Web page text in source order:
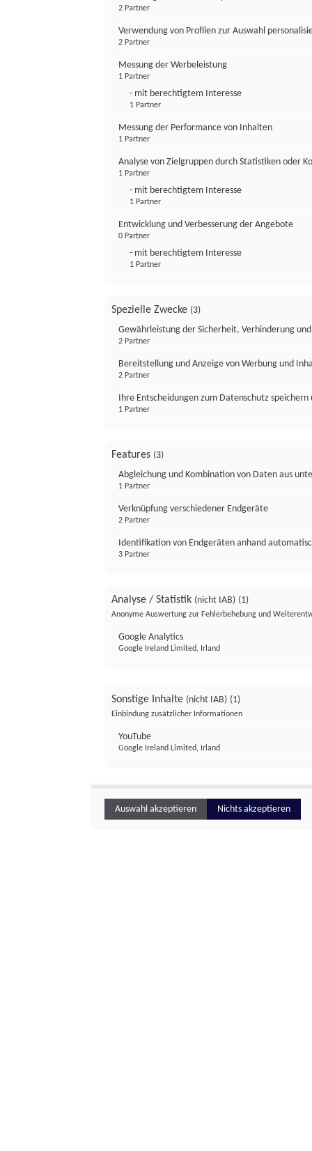
2 Partner
Verwendung von Profilen zur Auswahl
2 Partner
Messung der Werbeleistung
1 Partner
- mit berechtigtem Interesse
1 Partner
Messung der Performance von Inhalten
1 Partner
Analyse von Zielgruppen durch Statistiken oder
1 Partner
- mit berechtigtem Interesse
1 Partner
Entwicklung und Verbesserung der Angebote
0 Partner
- mit berechtigtem Interesse
1 Partner
Spezielle Zwecke (3)
Gewährleistung der Sicherheit, Verhinderung
2 Partner
Bereitstellung und Anzeige von Werbung und
2 Partner
Ihre Entscheidungen zum Datenschutz
1 Partner
Features (3)
Abgleichung und Kombination von Daten aus
1 Partner
Verknüpfung verschiedener Endgeräte
2 Partner
Identifikation von Endgeräten anhand
3 Partner
Analyse / Statistik (nicht IAB) (1)
Anonyme Auswertung zur Fehlerbehebung und
Google Analytics
Google Ireland Limited, Irland
Sonstige Inhalte (nicht IAB) (1)
Einbindung zusätzlicher Informationen
YouTube
Google Ireland Limited, Irland
Auswahl akzeptieren Nichts akzeptieren